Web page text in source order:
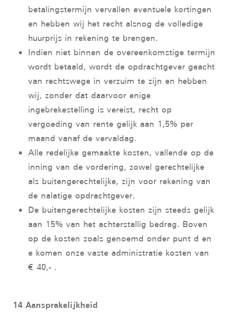
betalingstermijn vervallen eventuele kortingen
en hebben wij het recht alsnog de volledige
huurprijs in rekening te brengen.
Indien niet binnen de overeenkomstige termijn
wordt betaald, wordt de opdrachtgever geacht
van rechtswege in verzuim te zijn en hebben
wij, zonder dat daarvoor enige
ingebrekestelling is vereist, recht op
vergoeding van rente gelijk aan 1,5% per
maand vanaf de vervaldag.
Alle redelijke gemaakte kosten, vallende op de
inning van de vordering, zowel gerechtelijke
als buitengerechtelijke, zijn voor rekening van
de nalatige opdrachtgever.
De buitengerechtelijke kosten zijn steeds gelijk
aan 15% van het achterstallig bedrag. Boven
op de kosten zoals genoemd onder punt d en
e komen onze vaste administratie kosten van
€ 40,- .
14 Aansprakelijkheid